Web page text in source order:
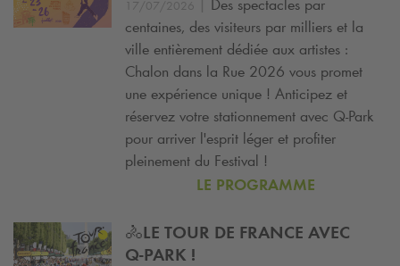
17/07/2026 | Des spectacles par
centaines, des visiteurs par milliers et la
ville entièrement dédiée aux artistes :
Chalon dans la Rue 2026 vous promet
une expérience unique ! Anticipez et
réservez votre stationnement avec Q-Park
pour arriver l'esprit léger et profiter
pleinement du Festival !
LE PROGRAMME
🚴LE TOUR DE FRANCE AVEC
Q-PARK !